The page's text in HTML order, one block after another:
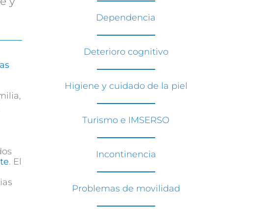
. El
Dependencia
Deterioro cognitivo
Higiene y cuidado de la piel
Turismo e IMSERSO
Incontinencia
Problemas de movilidad